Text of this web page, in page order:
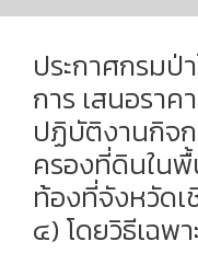
ประกาศกรมป่
การ เสนอราค
ปฏิบัติงานกิจก
ครองที่ดินใน
ท้องที่จังหวัดเ
๔) โดยวิธีเฉพา